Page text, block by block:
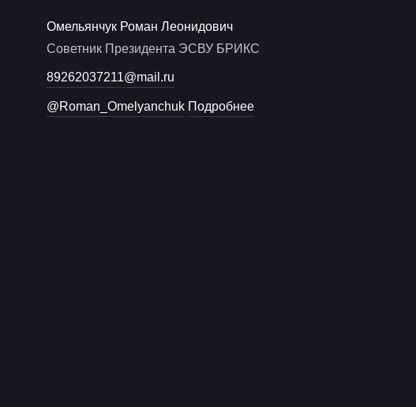
Омельянчук Роман Леонидович
Советник Президента ЭСВУ БРИКС
89262037211@mail.ru
@Roman_Omelyanchuk Подробнее